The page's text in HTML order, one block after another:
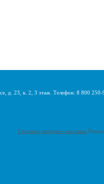
д. 23, к. 2, 3 этаж. Телефон: 8 800
Создание интернет-магазина